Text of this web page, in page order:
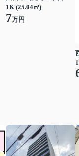
1K (25.04㎡)
7万円